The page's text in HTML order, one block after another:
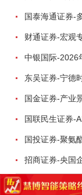
国金证券-产业